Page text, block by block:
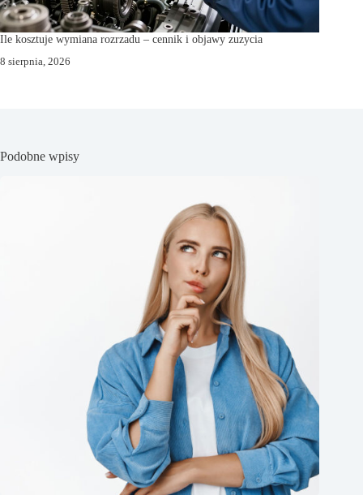
Ile kosztuje wymiana rozrzadu – cennik i objawy zuzycia
8 sierpnia, 2026
Podobne wpisy